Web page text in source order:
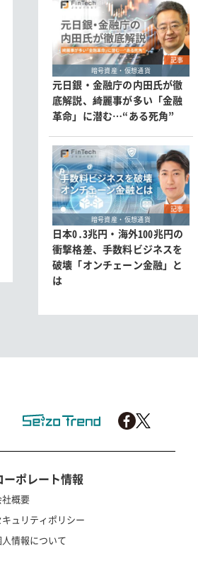
記事
暗号資産・仮想通貨
元日銀・金融庁の内田氏が徹
底解説、綺麗事が多い「金融
革命」に潜む…“ある死角”
記事
暗号資産・仮想通貨
日本0.3兆円・海外100兆円の
衝撃格差、手数料ビジネスを
破壊「オンチェーン金融」と
は
ーポレート情報
社概要
キュリティポリシー
人情報について